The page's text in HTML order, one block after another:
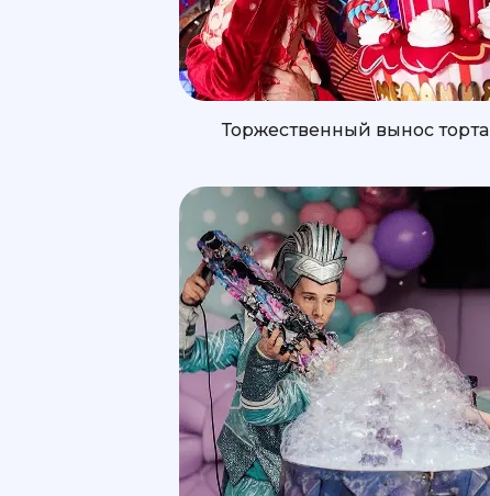
Торжественный вынос торта